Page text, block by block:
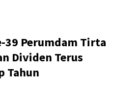
39 Perumdam Tirta
Dividen Terus
Tahun